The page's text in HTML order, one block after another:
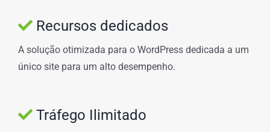
Recursos dedicados
A solução otimizada para o WordPress dedicada a um
único site para um alto desempenho.
Tráfego Ilimitado